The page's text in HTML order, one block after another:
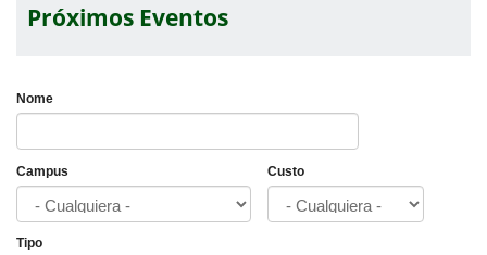
Próximos Eventos
Nome
Campus Custo
Tipo